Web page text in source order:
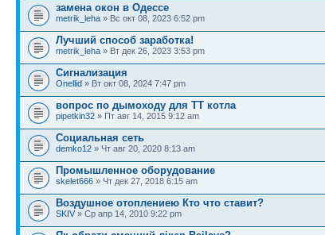
замена окон в Одессе
metrik_leha » Вс окт 08, 2023 6:52 pm
Лучший способ заработка!
metrik_leha » Вт дек 26, 2023 3:53 pm
Сигнализация
Onellid » Вт окт 08, 2024 7:47 pm
вопрос по дымоходу для ТТ котла
pipetkin32 » Пт авг 14, 2015 9:12 am
Социальная сеть
demko12 » Чт авг 20, 2020 8:13 am
Промышленное оборудование
skelet666 » Чт дек 27, 2018 6:15 am
Воздушное отоплениею Кто что ставит?
SKIV » Ср апр 14, 2010 9:22 pm